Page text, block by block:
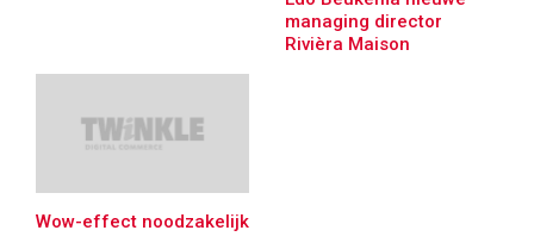
managing director
Rivièra Maison
Wow-effect noodzakelijk